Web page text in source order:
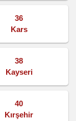
36
Kars
38
Kayseri
40
Kırşehir